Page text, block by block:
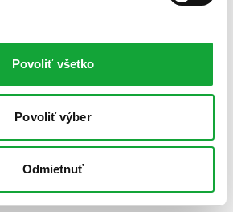
Povoliť všetko
Povoliť výber
Odmietnuť